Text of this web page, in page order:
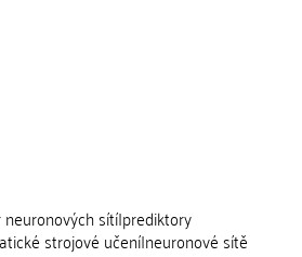
sítí|prediktory
strojové učení|neuronové sítě